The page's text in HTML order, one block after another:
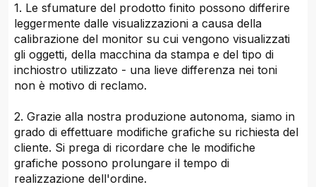
1. Le sfumature del prodotto finito possono differire
leggermente dalle visualizzazioni a causa della
calibrazione del monitor su cui vengono visualizzati
gli oggetti, della macchina da stampa e del tipo di
inchiostro utilizzato - una lieve differenza nei toni
non è motivo di reclamo.
2. Grazie alla nostra produzione autonoma, siamo in
grado di effettuare modifiche grafiche su richiesta del
cliente. Si prega di ricordare che le modifiche
grafiche possono prolungare il tempo di
realizzazione dell'ordine.